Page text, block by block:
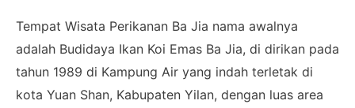
Tempat Wisata Perikanan Ba Jia nama awalnya
adalah Budidaya Ikan Koi Emas Ba Jia, di dirikan pada
tahun 1989 di Kampung Air yang indah terletak di
kota Yuan Shan, Kabupaten Yilan, dengan luas area